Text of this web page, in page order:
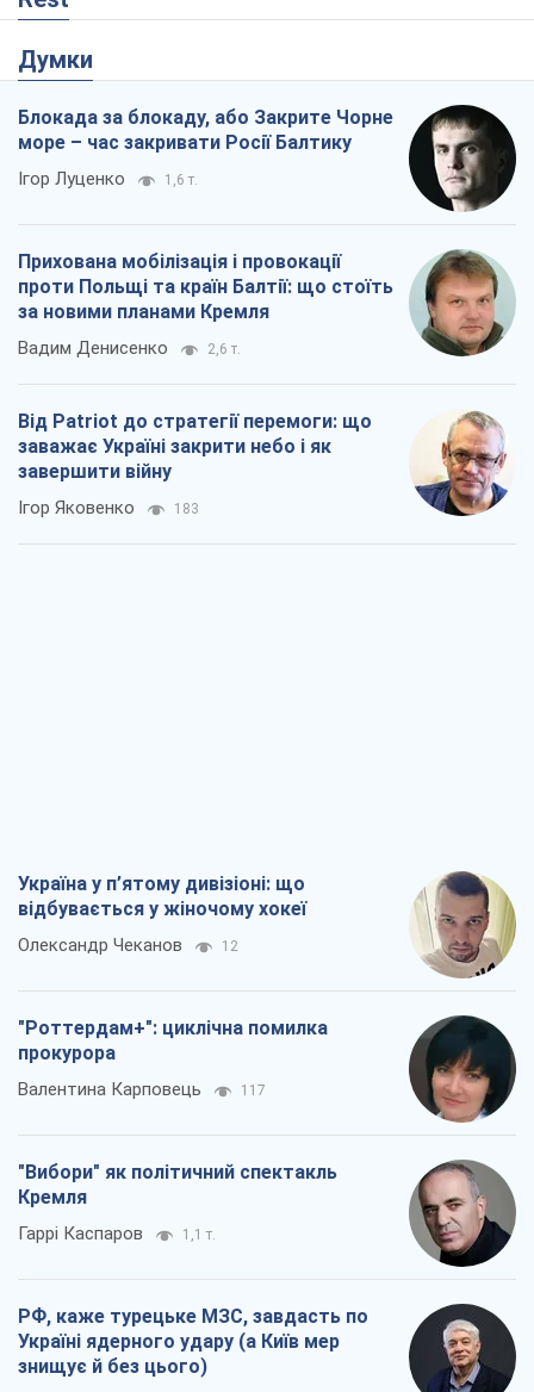
Думки
Блокада за блокаду, або Закрите Чорне
море – час закривати Росії Балтику
Ігор Луценко 1,6 т.
Прихована мобілізація і провокації
проти Польщі та країн Балтії: що стоїть
за новими планами Кремля
Вадим Денисенко 2,6 т.
Від Patriot до стратегії перемоги: що
заважає Україні закрити небо і як
завершити війну
Ігор Яковенко 183
Україна у п’ятому дивізіоні: що
відбувається у жіночому хокеї
Олександр Чеканов 12
"Роттердам+": циклічна помилка
прокурора
Валентина Карповець 117
"Вибори" як політичний спектакль
Кремля
Гаррі Каспаров 1,1 т.
РФ, каже турецьке МЗС, завдасть по
Україні ядерного удару (а Київ мер
знищує й без цього)